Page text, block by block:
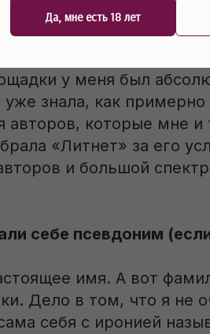
Да, мне есть 18 лет
начать
эту платформу?
у меня был
знала, как
авторов, которые мне
«Литнет» за его
и большой
себе псевдоним
имя. А вот
Дело в том, что я не
себя с иронией